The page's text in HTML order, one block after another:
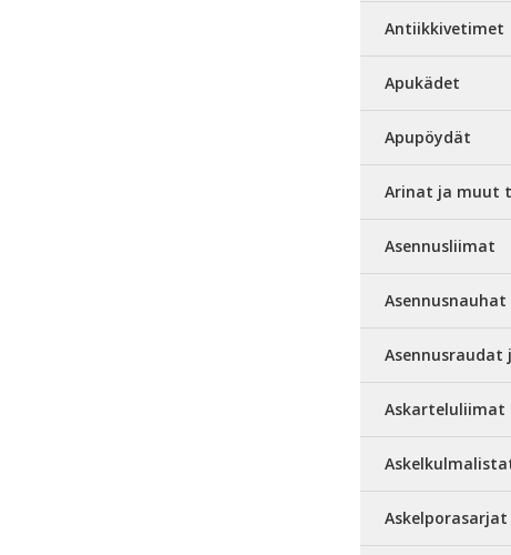
Antiikkivetimet
Apukädet
Apupöydät
Arinat ja muut
Asennusliimat
Asennusnauhat
Asennusraudat
Askarteluliimat
Askelporasarjat